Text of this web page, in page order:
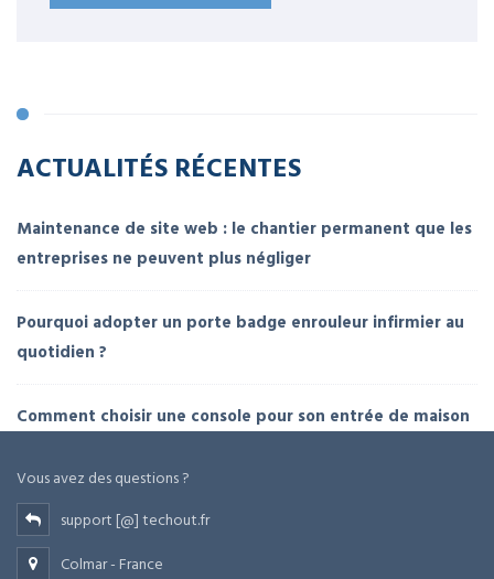
ACTUALITÉS RÉCENTES
Maintenance de site web : le chantier permanent que les
entreprises ne peuvent plus négliger
Pourquoi adopter un porte badge enrouleur infirmier au
quotidien ?
Comment choisir une console pour son entrée de maison
Vous avez des questions ?
support [@] techout.fr
Colmar - France